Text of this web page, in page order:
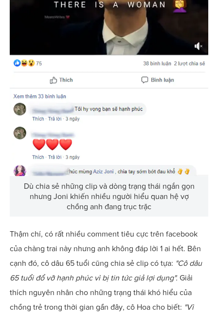
Dù chia sẻ những clip và dòng trạng thái ngắn gọn
nhưng Joni khiến nhiều người hiểu quan hệ vợ
chồng anh đang trục trặc
Thậm chí, có rất nhiều comment tiêu cực trên facebook
của chàng trai này nhưng anh không đáp lời 1 ai hết. Bên
cạnh đó, cô dâu 65 tuổi cũng chia sẻ clip có tựa: "Cô dâu
65 tuổi đổ vỡ hạnh phúc vì bị tin tức giả lợi dụng". Giải
thích nguyên nhân cho những trạng thái khó hiểu của
chồng trẻ trong thời gian gần đây, cô Hoa cho biết: "Vì